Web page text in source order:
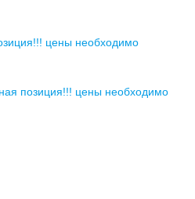
цены необходимо
позиция!!! цены необходимо